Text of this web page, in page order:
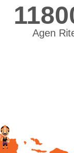
Agen